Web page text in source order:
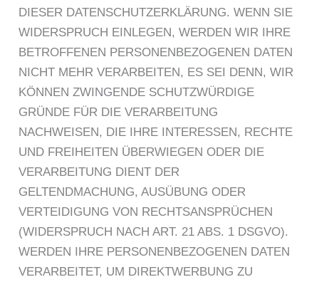
DIESER DATENSCHUTZERKLÄRUNG. WENN SIE
WIDERSPRUCH EINLEGEN, WERDEN WIR IHRE
BETROFFENEN PERSONENBEZOGENEN DATEN
NICHT MEHR VERARBEITEN, ES SEI DENN, WIR
KÖNNEN ZWINGENDE SCHUTZWÜRDIGE
GRÜNDE FÜR DIE VERARBEITUNG
NACHWEISEN, DIE IHRE INTERESSEN, RECHTE
UND FREIHEITEN ÜBERWIEGEN ODER DIE
VERARBEITUNG DIENT DER
GELTENDMACHUNG, AUSÜBUNG ODER
VERTEIDIGUNG VON RECHTSANSPRÜCHEN
(WIDERSPRUCH NACH ART. 21 ABS. 1 DSGVO).
WERDEN IHRE PERSONENBEZOGENEN DATEN
VERARBEITET, UM DIREKTWERBUNG ZU